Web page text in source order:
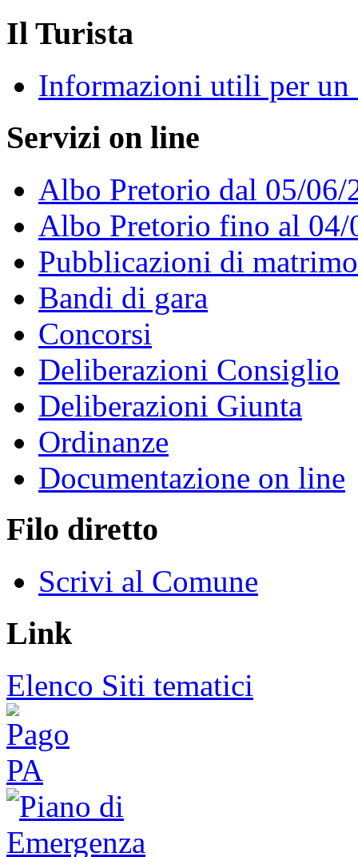
Il Turista
Informazioni utili per un
Servizi on line
Albo Pretorio dal 05/06/
Albo Pretorio fino al 04/
Pubblicazioni di
Bandi di gara
Concorsi
Deliberazioni Consiglio
Deliberazioni Giunta
Ordinanze
Documentazione on line
Filo diretto
Scrivi al Comune
Link
Elenco Siti tematici